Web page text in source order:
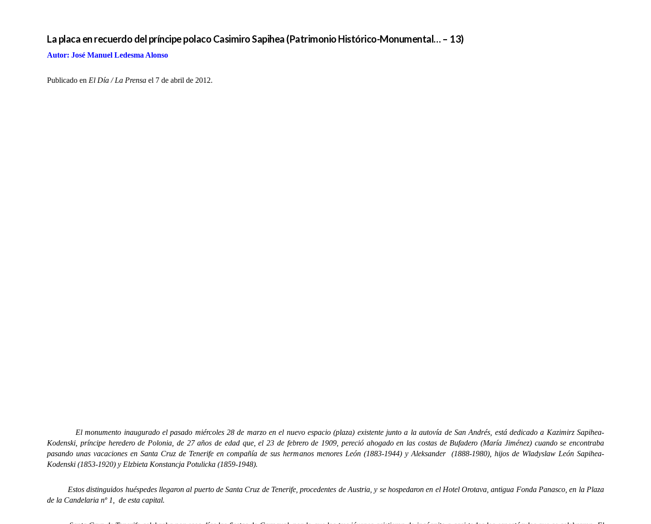
La placa en recuerdo del príncipe polaco Casimiro Sapihea (Patrimonio Histórico-Monumental… – 13)
Autor: José Manuel Ledesma Alonso
Publicado en El Día / La Prensa el 7 de abril de 2012.
El monumento inaugurado el pasado miércoles 28 de marzo en el nuevo espacio (plaza) existente junto a la autovía de San Andrés, está dedicado a Kazimirz Sapihea-
Kodenski, príncipe heredero de Polonia, de 27 años de edad que, el 23 de febrero de 1909, pereció ahogado en las costas de Bufadero (María Jiménez) cuando se encontraba
pasando unas vacaciones en Santa Cruz de Tenerife en compañía de sus hermanos menores León (1883-1944) y Aleksander (1888-1980), hijos de Wladyslaw León Sapihea-
Kodenski (1853-1920) y Elzbieta Konstancja Potulicka (1859-1948).
Estos distinguidos huéspedes llegaron al puerto de Santa Cruz de Tenerife, procedentes de Austria, y se hospedaron en el Hotel Orotava, antigua Fonda Panasco, en la Plaza
de la Candelaria nº 1, de esta capital.